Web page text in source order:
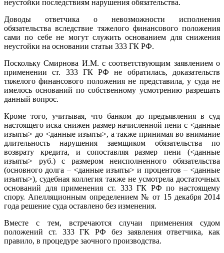
неустойки последствиям нарушения обязательства.
Доводы ответчика о невозможности исполнения
обязательства вследствие тяжелого финансового положения
сами по себе не могут служить основанием для снижения
неустойки на основании статьи 333 ГК РФ.
Поскольку Смирнова И.М. с соответствующим заявлением о
применении ст. 333 ГК РФ не обратилась, доказательств
тяжелого финансового положения не представила, у суда не
имелось оснований по собственному усмотрению разрешать
данный вопрос.
Кроме того, учитывая, что банком до предъявления в суд
настоящего иска снижен размер начисленной пени с <данные
изъяты> до <данные изъяты>, а также принимая во внимание
длительность нарушения заемщиком обязательства по
возврату кредита, и сопоставляя размер пени (<данные
изъяты> руб.) с размером неисполненного обязательства
(основного долга – <данные изъяты> и процентов – <данные
изъяты>), судебная коллегия также не усмотрела достаточных
оснований для применения ст. 333 ГК РФ по настоящему
спору. Апелляционным определением № от 15 декабря 2014
года решение суда оставлено без изменения.
Вместе с тем, встречаются случаи применения судом
положений ст. 333 ГК РФ без заявления ответчика, как
правило, в процедуре заочного производства.